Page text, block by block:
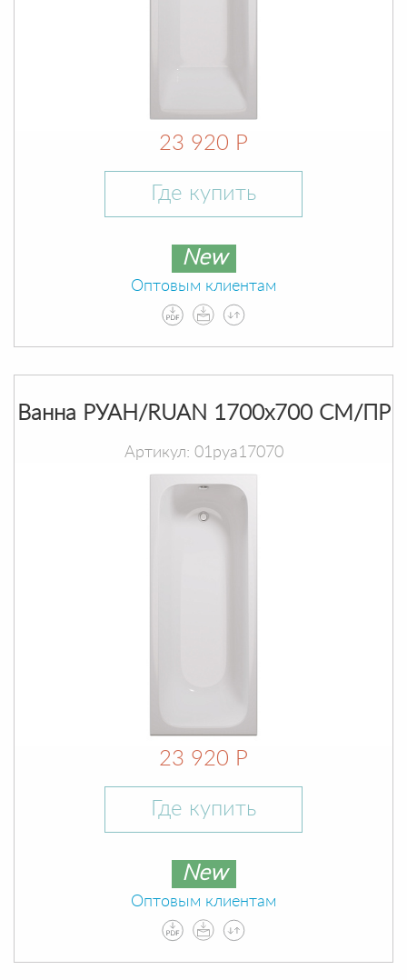
23 920 Р
Где купить
New
Оптовым клиентам
Ванна РУАН/RUAN 1700х700 СМ/ПР
Артикул: 01руа17070
23 920 Р
Где купить
New
Оптовым клиентам